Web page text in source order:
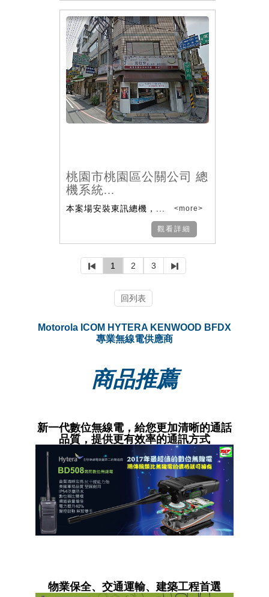
桃園市桃園區公關公司 總
機系統...
本案場安裝東訊總機，... <more>
觀看詳細
1 2 3
回列表
Motorola ICOM HYTERA KENWOOD BFDX
專業無線電供應商
商品推薦
新一代數位無線電，給您更加清晰的通話
品質，提供更有效率的通訊方式
物業保全、交通運輸、建築工程首選